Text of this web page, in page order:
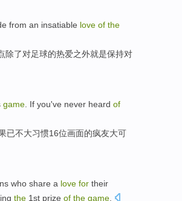
from an insatiable love of the
除了对足球的热爱之外就是保持对
game . If you've never heard of
已不大习惯16位画面的疯友大可
who share a love for their
the 1st prize of the game